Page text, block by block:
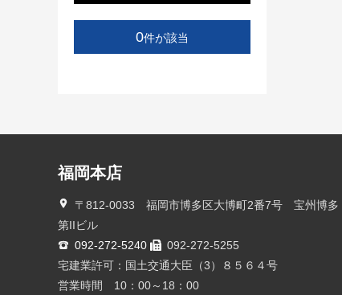
0件が該当
福岡本店
〒812-0033 福岡市博多区大博町2番7号 宝州博多
第IIビル
092-272-5240
092-272-5255
宅建業許可：国土交通大臣（3）８５６４号
営業時間 10：00～18：00